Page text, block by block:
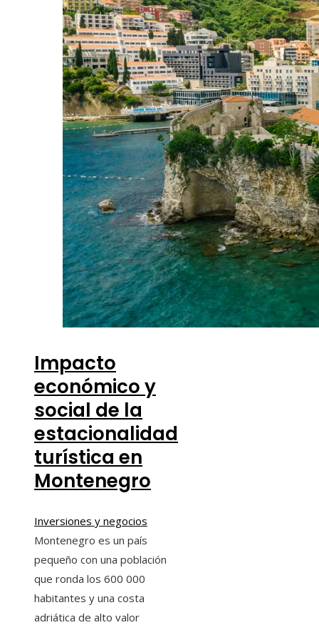
Impacto
económico y
social de la
estacionalidad
turística en
Montenegro
Inversiones y negocios
Montenegro es un país
pequeño con una población
que ronda los 600 000
habitantes y una costa
adriática de alto valor